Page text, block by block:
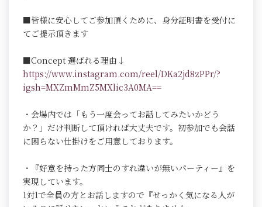
■皆様に安心してご参加頂くために、身分証明書を受付に
てご提示頂きます
■Concept 選ばれる理由↓
https://www.instagram.com/reel/DKa2jd8zPPr/?
igsh=MXZmMmZ5MXlic3A0MA==
・会場内では「もう一度会ってお話してみたいかどう
か？」だけ判断して頂ければ大丈夫です。初参加でも会話
に困らない仕掛けをご用意しております。
・『好意を持った方同士のすれ違いが無いパーティー』を
実現しています。
1対1で全員の方とお話しますので『せっかく気になる人が